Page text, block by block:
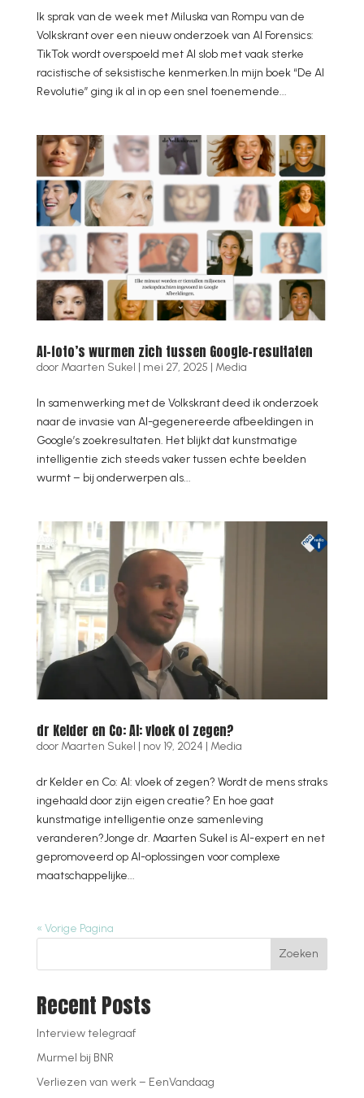
Ik sprak van de week met Miluska van Rompu van de
Volkskrant over een nieuw onderzoek van AI Forensics:
TikTok wordt overspoeld met AI slob met vaak sterke
racistische of seksistische kenmerken.In mijn boek “De AI
Revolutie” ging ik al in op een snel toenemende...
AI-foto’s wurmen zich tussen Google-resultaten
door Maarten Sukel | mei 27, 2025 | Media
In samenwerking met de Volkskrant deed ik onderzoek
naar de invasie van AI-gegenereerde afbeeldingen in
Google’s zoekresultaten. Het blijkt dat kunstmatige
intelligentie zich steeds vaker tussen echte beelden
wurmt – bij onderwerpen als...
dr Kelder en Co: AI: vloek of zegen?
door Maarten Sukel | nov 19, 2024 | Media
dr Kelder en Co: AI: vloek of zegen? Wordt de mens straks
ingehaald door zijn eigen creatie? En hoe gaat
kunstmatige intelligentie onze samenleving
veranderen?Jonge dr. Maarten Sukel is AI-expert en net
gepromoveerd op AI-oplossingen voor complexe
maatschappelijke...
« Vorige Pagina
Zoeken
Recent Posts
Interview telegraaf
Murmel bij BNR
Verliezen van werk – EenVandaag